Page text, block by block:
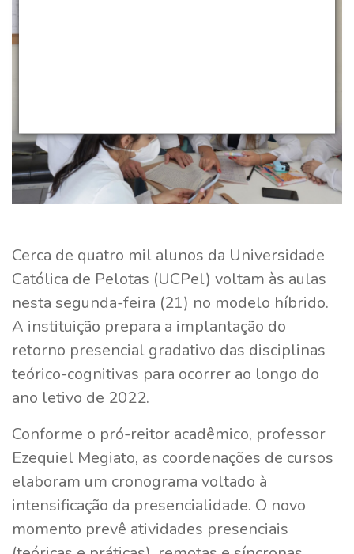
Cerca de quatro mil alunos da Universidade
Católica de Pelotas (UCPel) voltam às aulas
nesta segunda-feira (21) no modelo híbrido.
A instituição prepara a implantação do
retorno presencial gradativo das disciplinas
teórico-cognitivas para ocorrer ao longo do
ano letivo de 2022.
Conforme o pró-reitor acadêmico, professor
Ezequiel Megiato, as coordenações de cursos
elaboram um cronograma voltado à
intensificação da presencialidade. O novo
momento prevê atividades presenciais